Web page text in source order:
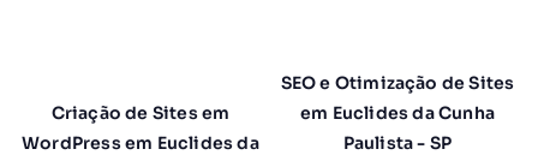
Criação de Sites em
WordPress em Euclides da
SEO e Otimização de Sites
em Euclides da Cunha
Paulista - SP